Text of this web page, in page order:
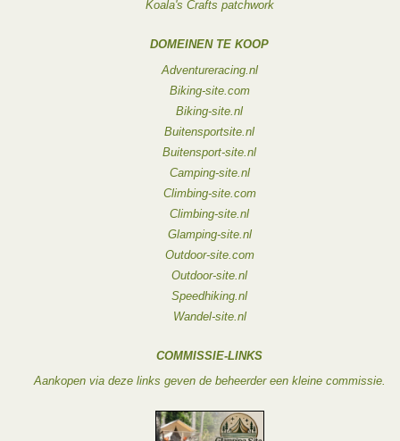
Koala's Crafts patchwork
DOMEINEN TE KOOP
Adventureracing.nl
Biking-site.com
Biking-site.nl
Buitensportsite.nl
Buitensport-site.nl
Camping-site.nl
Climbing-site.com
Climbing-site.nl
Glamping-site.nl
Outdoor-site.com
Outdoor-site.nl
Speedhiking.nl
Wandel-site.nl
COMMISSIE-LINKS
Aankopen via deze links geven de beheerder een kleine commissie.